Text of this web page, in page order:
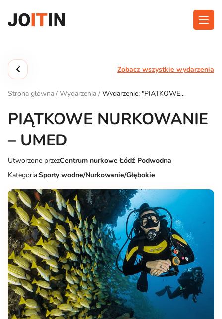
treści
Funkcjonalność
Kontakt
Pobierz aplikację:
Zobacz wszystkie wydarzenia
Strona główna / Wydarzenia / Wydarzenie: "PIĄTKOWE
PIĄTKOWE NURKOWANIE
– UMED
Utworzone przezCentrum nurkowe Łódź Podwodna
Kategoria:Sporty wodne/Nurkowanie/Głębokie